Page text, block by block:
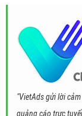
"VietAds gửi lời
quảng cáo trực